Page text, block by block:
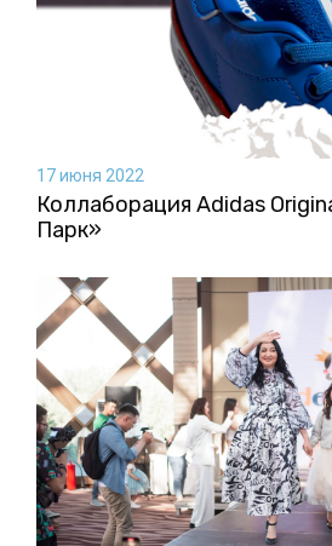
17 июня 2022
Коллаборация Аdidas
Парк»